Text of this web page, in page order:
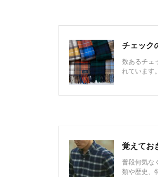
チェック
数あるチェ
れています
覚えてお
普段何気な
類や歴史、